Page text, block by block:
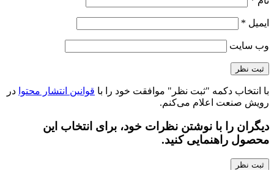
ایمیل *
وب‌ سایت
با انتخاب دکمه "ثبت نظر" موافقت خود را با قوانین انتشار محتوا در
رویش صنعت اعلام می‌کنم.
دیگران را با نوشتن نظرات خود، برای انتخاب این
محصول راهنمایی کنید.
ثبت نظر